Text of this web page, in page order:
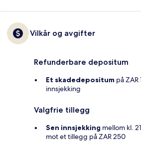
Vilkår og avgifter
Refunderbare depositum
Et skadedepositum på
innsjekking
Valgfrie tillegg
Sen innsjekking mellom kl.
mot et tillegg på ZAR 250